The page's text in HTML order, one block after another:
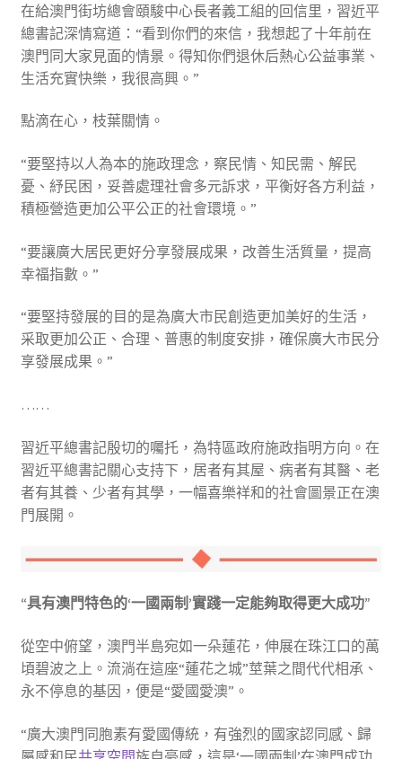
在給澳門街坊總會頤駿中心長者義工組的回信里，習近平
總書記深情寫道：“看到你們的來信，我想起了十年前在
澳門同大家見面的情景。得知你們退休后熱心公益事業、
生活充實快樂，我很高興。”
點滴在心，枝葉關情。
“要堅持以人為本的施政理念，察民情、知民需、解民
憂、紓民困，妥善處理社會多元訴求，平衡好各方利益，
積極營造更加公平公正的社會環境。”
“要讓廣大居民更好分享發展成果，改善生活質量，提高
幸福指數。”
“要堅持發展的目的是為廣大市民創造更加美好的生活，
采取更加公正、合理、普惠的制度安排，確保廣大市民分
享發展成果。”
……
習近平總書記殷切的囑托，為特區政府施政指明方向。在
習近平總書記關心支持下，居者有其屋、病者有其醫、老
者有其養、少者有其學，一幅喜樂祥和的社會圖景正在澳
門展開。
“具有澳門特色的‘一國兩制’實踐一定能夠取得更大成功”
從空中俯望，澳門半島宛如一朵蓮花，伸展在珠江口的萬
頃碧波之上。流淌在這座“蓮花之城”莖葉之間代代相承、
永不停息的基因，便是“愛國愛澳”。
“廣大澳門同胞素有愛國傳統，有強烈的國家認同感、歸